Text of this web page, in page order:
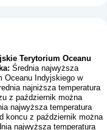
Terytorium Oceanu
Średnia najwyższa
Oceanu Indyjskiego w
najniższa temperatura
z październik można
najwyższa temperatura
koncu z październik można
najwyższa temperatura